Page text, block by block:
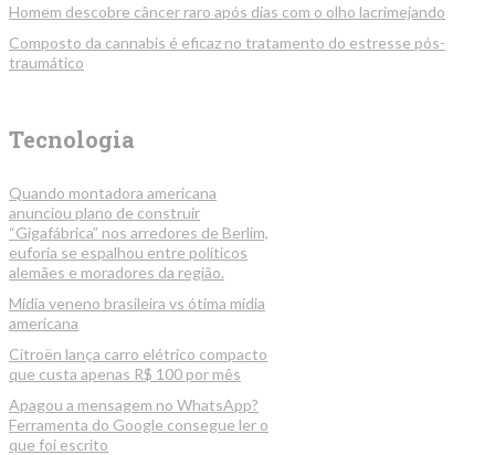
Homem descobre câncer raro após dias com o olho lacrimejando
Composto da cannabis é eficaz no tratamento do estresse pós-
traumático
Tecnologia
Quando montadora americana
anunciou plano de construir
“Gigafábrica” nos arredores de Berlim,
euforia se espalhou entre políticos
alemães e moradores da região.
Mídia veneno brasileira vs ótima mídia
americana
Citroën lança carro elétrico compacto
que custa apenas R$ 100 por mês
Apagou a mensagem no WhatsApp?
Ferramenta do Google consegue ler o
que foi escrito